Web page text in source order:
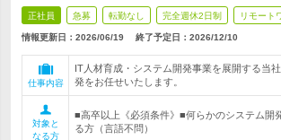
正社員 急募 転勤なし 完全週休2日制 リモート
情報更新日：2026/06/19 終了予定日： 2026/12/10
仕事内容
IT人材育成・システム開発事業を展開する当
発をお任せいたします。
対象と
なる方
■高卒以上《必須条件》■何らかのシステム開
る方（言語不問）